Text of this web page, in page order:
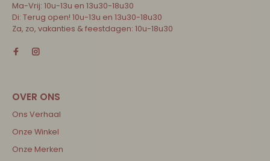
Ma-Vrij: 10u-13u en 13u30-18u30
Di: Terug open! 10u-13u en 13u30-18u30
Za, zo, vakanties & feestdagen: 10u-18u30
Ons Verhaal
Onze Winkel
Onze Merken